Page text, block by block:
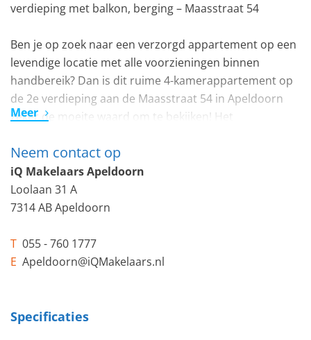
verdieping met balkon, berging – Maasstraat 54
Ben je op zoek naar een verzorgd appartement op een
levendige locatie met alle voorzieningen binnen
handbereik? Dan is dit ruime 4-kamerappartement op
de 2e verdieping aan de Maasstraat 54 in Apeldoorn
zeker de moeite waard om te bekijken! Het
en beschikt over een eigen berging en een
gezamenlijke fietsenstalling in de onderbouw.
De ligging is ideaal: vlak bij het gezellige Zuiderpark,
gezondheidscentrum. Parkeren kan voor de deur op
het terrein van het winkelcentrum of aan de
Meer
Neem contact op
iQ Makelaars Apeldoorn
Loolaan 31 A
7314 AB Apeldoorn
T 055 - 760 1777
E Apeldoorn@iQMakelaars.nl
Specificaties